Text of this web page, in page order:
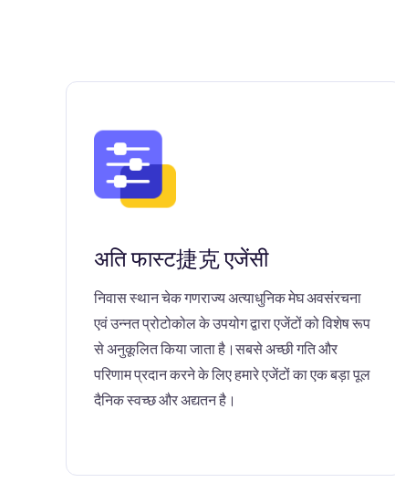
अति फास्ट捷克 एजेंसी
निवास स्थान चेक गणराज्य अत्याधुनिक मेघ अवसंरचना
एवं उन्नत प्रोटोकोल के उपयोग द्वारा एजेंटों को विशेष रूप
से अनुकूलित किया जाता है।सबसे अच्छी गति और
परिणाम प्रदान करने के लिए हमारे एजेंटों का एक बड़ा पूल
दैनिक स्वच्छ और अद्यतन है।